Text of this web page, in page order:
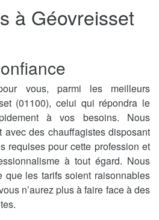
à Géovreisset
vous, parmi les meilleurs
(01100), celui qui répondra le
à vos besoins. Nous
avec des chauffagistes disposant
requises pour cette profession et
à tout égard. Nous
que les tarifs soient raisonnables
n’aurez plus à faire face à des